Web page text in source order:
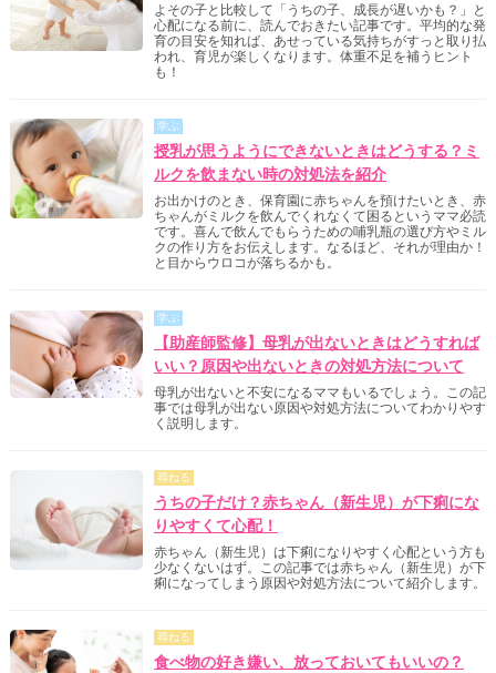
よその子と比較して「うちの子、成長が遅いかも？」と
心配になる前に、読んでおきたい記事です。平均的な発
育の目安を知れば、あせっている気持ちがすっと取り払
われ、育児が楽しくなります。体重不足を補うヒント
も！
学ぶ
授乳が思うようにできないときはどうする？ミ
ルクを飲まない時の対処法を紹介
お出かけのとき、保育園に赤ちゃんを預けたいとき、赤
ちゃんがミルクを飲んでくれなくて困るというママ必読
です。喜んで飲んでもらうための哺乳瓶の選び方やミル
クの作り方をお伝えします。なるほど、それが理由か！
と目からウロコが落ちるかも。
学ぶ
【助産師監修】母乳が出ないときはどうすれば
いい？原因や出ないときの対処方法について
母乳が出ないと不安になるママもいるでしょう。この記
事では母乳が出ない原因や対処方法についてわかりやす
く説明します。
尋ねる
うちの子だけ？赤ちゃん（新生児）が下痢にな
りやすくて心配！
赤ちゃん（新生児）は下痢になりやすく心配という方も
少なくないはず。この記事では赤ちゃん（新生児）が下
痢になってしまう原因や対処方法について紹介します。
尋ねる
食べ物の好き嫌い、放っておいてもいいの？